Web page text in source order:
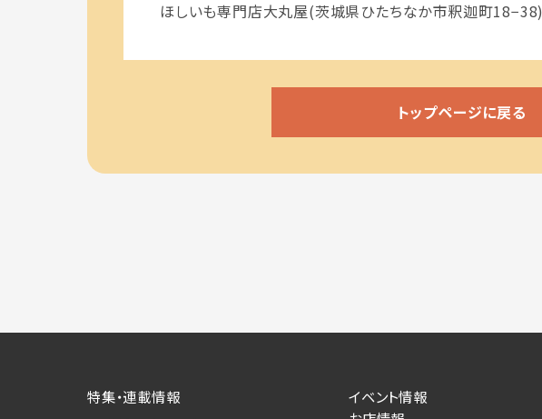
ほしいも専門店大丸屋(茨城県ひたちなか市釈迦町18−38)
トップページに戻る
特集・連載情報
イベント情報